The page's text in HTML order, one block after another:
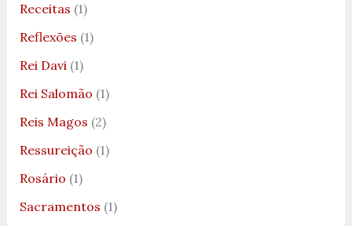
Receitas (1)
Reflexões (1)
Rei Davi(1)
Rei Salomão (1)
Reis Magos (2)
Ressureição (1)
Rosário (1)
Sacramentos (1)